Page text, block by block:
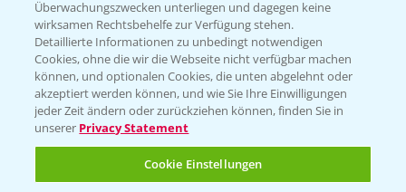
Folgen Sie uns
Überwachungszwecken unterliegen und dagegen keine
wirksamen Rechtsbehelfe zur Verfügung stehen.
Detaillierte Informationen zu unbedingt notwendigen
Cookies, ohne die wir die Webseite nicht verfügbar machen
können, und optionalen Cookies, die unten abgelehnt oder
akzeptiert werden können, und wie Sie Ihre Einwilligungen
jeder Zeit ändern oder zurückziehen können, finden Sie in
unserer Privacy Statement
Cookie Einstellungen